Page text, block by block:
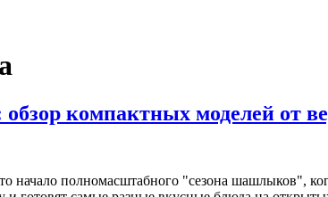
компактных моделей от
начало полномасштабного "сезона шашлыков",